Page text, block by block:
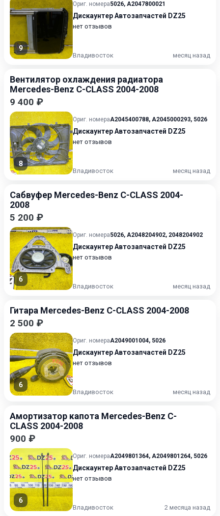
9
Ориг. номера5026, A2047800021
Дискаунтер Автозапчастей DZ25
нет отзывов
Владивосток месяц назад
Вентилятор охлаждения радиатора
Mercedes-Benz C-CLASS 2004-2008
9 400 ₽
8
Ориг. номераA2045400788, A2045000293, 5026
Дискаунтер Автозапчастей DZ25
нет отзывов
Владивосток месяц назад
Сабвуфер Mercedes-Benz C-CLASS 2004-
2008
5 200 ₽
6
Ориг. номера5026, A2048204902, 2048204902
Дискаунтер Автозапчастей DZ25
нет отзывов
Владивосток месяц назад
Гитара Mercedes-Benz C-CLASS 2004-2008
2 500 ₽
6
Ориг. номераA2049001004, 5026
Дискаунтер Автозапчастей DZ25
нет отзывов
Владивосток месяц назад
Амортизатор капота Mercedes-Benz C-
CLASS 2004-2008
900 ₽
6
Ориг. номераA2049801364, A2049801264, 5026
Дискаунтер Автозапчастей DZ25
нет отзывов
Владивосток 2 месяца назад